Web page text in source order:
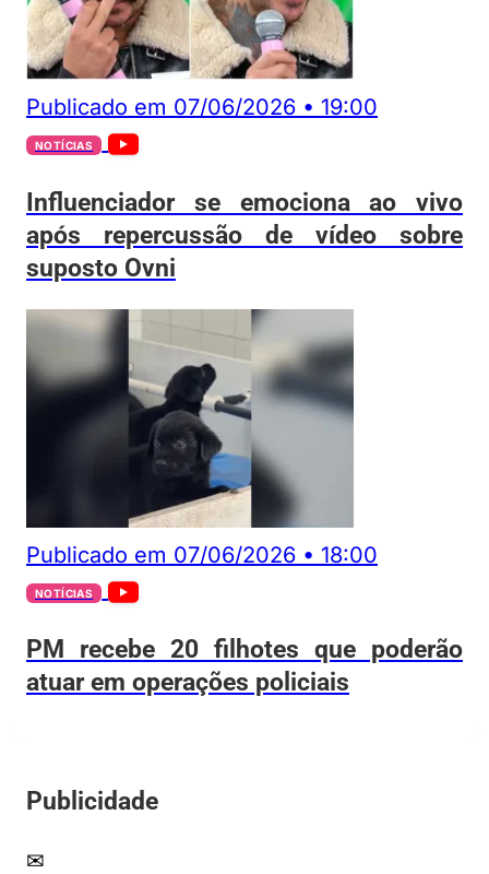
Publicado em 07/06/2026 • 19:00
NOTÍCIAS
Influenciador se emociona ao vivo
após repercussão de vídeo sobre
suposto Ovni
Publicado em 07/06/2026 • 18:00
NOTÍCIAS
PM recebe 20 filhotes que poderão
atuar em operações policiais
Publicidade
✉